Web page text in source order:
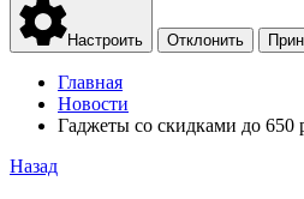
Настроить Отклонить
Главная
Новости
Гаджеты со скидками до
Назад